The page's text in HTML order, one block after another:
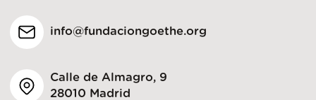
info@fundaciongoethe.org
Calle de Almagro, 9
28010 Madrid